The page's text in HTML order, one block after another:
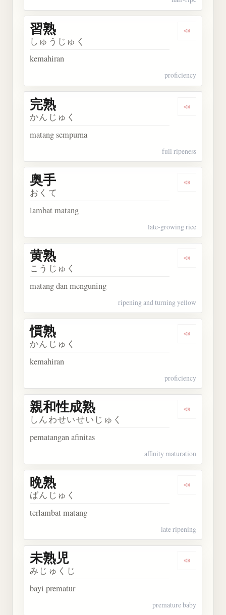
Dengarkan
習熟
しゅうじゅく
kemahiran
proficiency
Dengarkan
完熟
かんじゅく
matang sempurna
full ripeness
Dengarkan
奥手
おくて
lambat matang
late-growing rice
Dengarkan
黄熟
こうじゅく
matang dan menguning
ripening and turning yellow
Dengarkan
慣熟
かんじゅく
kemahiran
proficiency
Dengarkan
親和性成熟
しんわせいせいじゅく
pematangan afinitas
affinity maturation
Dengarkan
晩熟
ばんじゅく
terlambat matang
late ripening
Dengarkan
未熟児
みじゅくじ
bayi prematur
premature baby